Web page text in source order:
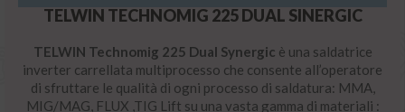
TELWIN TECHNOMIG 225 DUAL SINERGIC
TELWIN Technomig 225 Dual Synergic è una saldatrice
inverter carrellata multiprocesso che consente all’operatore
di sfruttare le qualità di ogni processo di saldatura: MMA,
MIG/MAG, FLUX ,TIG Lift su una vasta gamma di materiali :